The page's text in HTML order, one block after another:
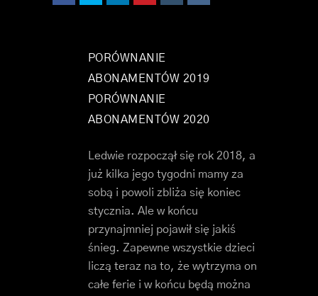
PORÓWNANIE
ABONAMENTÓW 2019
PORÓWNANIE
ABONAMENTÓW 2020
Ledwie rozpoczął się rok 2018, a
już kilka jego tygodni mamy za
sobą i powoli zbliża się koniec
stycznia. Ale w końcu
przynajmniej pojawił się jakiś
śnieg. Zapewne wszystkie dzieci
liczą teraz na to, że wytrzyma on
całe ferie i w końcu będą można